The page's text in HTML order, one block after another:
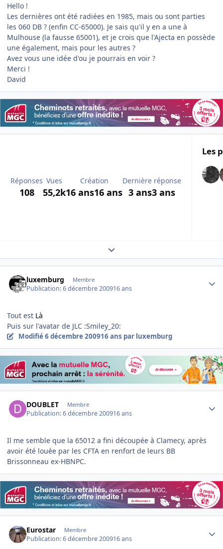
Hello !
Les dernières ont été radiées en 1985, mais ou sont parties
les 060 DB ? (enfin CC-65000). Je sais qu'il y en a une à
Mulhouse (la fausse 65001), et je crois que l'Ajecta en possède
une également, mais pour les autres ?
Avez vous une idée d'ou je pourrais en voir ?
Merci !
David
Réponses
108
Vues
55,2k
Création
16 ans16 ans
Dernière réponse
3 ans3 ans
Les
Expand topic overview
luxemburg Membre
Publication:6 décembre 200916 ans
Tout est Là
Puis sur l'avatar de JLC :Smiley_20:
Modifié6 décembre 200916 ans par luxemburg
DOUBLET Membre
Publication:6 décembre 200916 ans
Il me semble que la 65012 a fini découpée à Clamecy, après
avoir été louée par les CFTA en renfort de leurs BB
Brissonneau ex-HBNPC.
Eurostar Membre
Publication:6 décembre 200916 ans